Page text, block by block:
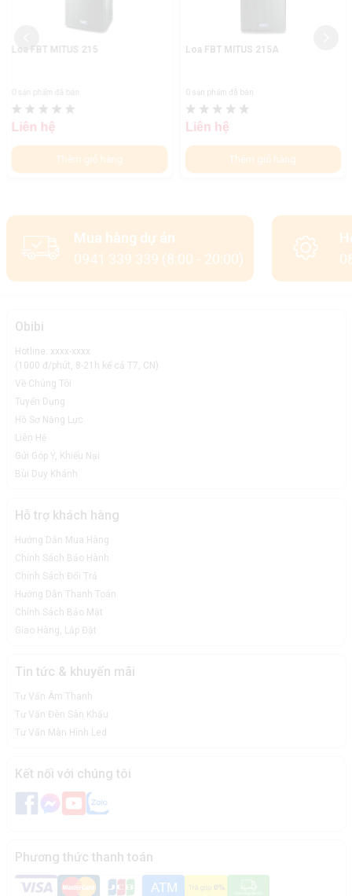
Loa FBT MITUS 215
0 sản phẩm đã bán
Liên hệ
Thêm giỏ hàng
Loa FBT MITUS 215A
0 sản phẩm đã bán
Liên hệ
Thêm giỏ hàng
Mua hàng dự án
0941 339 339 (8:00 - 20:00)
Obibi
Hotline: xxxx-xxxx
(1000 đ/phút, 8-21h kể cả T7, CN)
Về Chúng Tôi
Tuyển Dụng
Hồ Sơ Năng Lực
Liên Hệ
Gửi Góp Ý, Khiếu Nại
Bùi Duy Khánh
Hỗ trợ khách hàng
Hướng Dẫn Mua Hàng
Chính Sách Bảo Hành
Chính Sách Đổi Trả
Hướng Dẫn Thanh Toán
Chính Sách Bảo Mật
Giao Hàng, Lắp Đặt
Tin tức & khuyến mãi
Tư Vấn Âm Thanh
Tư Vấn Đèn Sân Khấu
Tư Vấn Màn Hình Led
Kết nối với chúng tôi
Phương thức thanh toán